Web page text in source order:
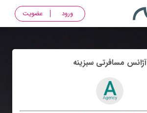
ورود عضویت
آژانس مسافرتی سبزينه